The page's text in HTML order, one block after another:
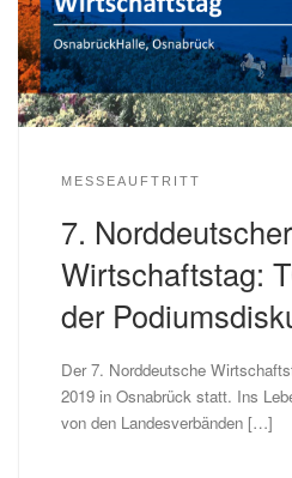
MESSEAUFTRITT
7. Norddeutscher
Wirtschaftstag:
der
Der 7. Norddeutsche
2019 in Osnabrück statt. Ins
von den Landesverbänden […]